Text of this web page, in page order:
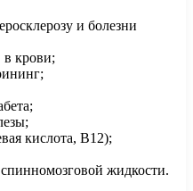
и болезни
в крови;
кислота, В12);
жидкости.